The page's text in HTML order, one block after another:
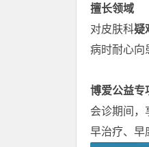
擅长领域
对皮肤科疑
病时耐心向
博爱公益专
会诊期间，
早治疗、早